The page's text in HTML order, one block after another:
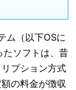
ム（以下OSに
ソフトは、昔
プション方式
の料金が徴収